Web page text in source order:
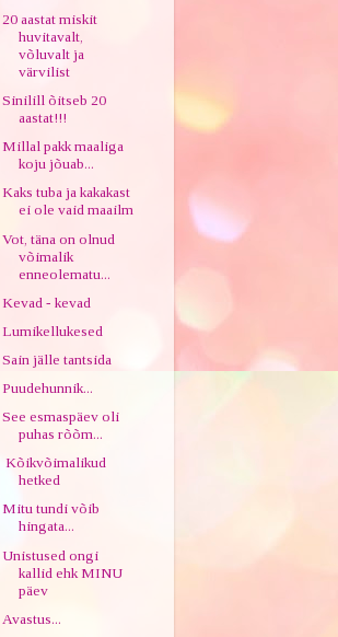
20 aastat miskit
huvitavalt,
võluvalt ja
värvilist
Sinilill õitseb 20
aastat!!!
Millal pakk maaliga
koju jõuab...
Kaks tuba ja kakakast
ei ole vaid maailm
Vot, täna on olnud
võimalik
enneolematu...
Kevad - kevad
Lumikellukesed
Sain jälle tantsida
Puudehunnik...
See esmaspäev oli
puhas rõõm...
Kõikvõimalikud
hetked
Mitu tundi võib
hingata...
Unistused ongi
kallid ehk MINU
päev
Avastus...